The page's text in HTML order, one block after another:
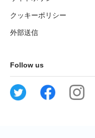
クッキーポリシー
外部送信
Follow us